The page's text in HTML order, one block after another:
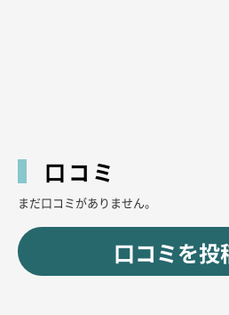
口コミ
まだ口コミがありません。
口コミを投